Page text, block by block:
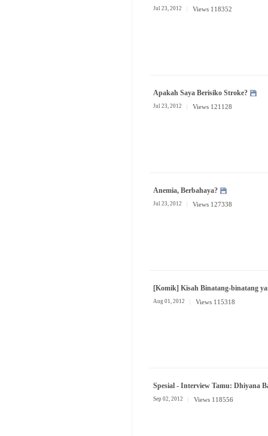
Jul 23, 2012 Views 118352
Apakah Saya Berisiko Stroke?
Jul 23, 2012 Views 121128
Anemia, Berbahaya?
Jul 23, 2012 Views 127338
[Komik] Kisah Binatang-binatang
Aug 01, 2012 Views 115318
Spesial - Interview Tamu: Dhiyana
Sep 02, 2012 Views 118556